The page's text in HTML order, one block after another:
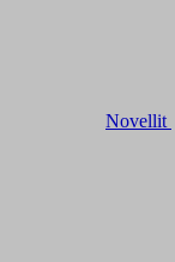
Novellit